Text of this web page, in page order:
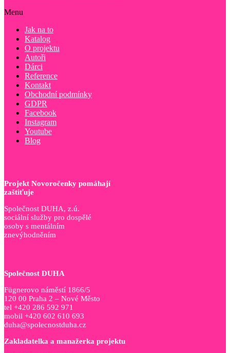
Menu
Jak na to
Katalog
O projektu
Autoři
Dárci
Reference
Kontakt
Obchodní podmínky
GDPR
Facebook
Instagram
Youtube
Blog
Projekt Novoročenky pomáhají
zaštiťuje
Společnost DUHA, z.ú.
sociální služby pro dospělé
osoby s mentálním
znevýhodněním
Společnost DUHA
Fügnerovo náměstí 1866/5
120 00 Praha 2 – Nové Město
tel +420 286 592 971
mobil +420 602 610 693
duha@spolecnostduha.cz
Zakladatelka a manažerka projektu